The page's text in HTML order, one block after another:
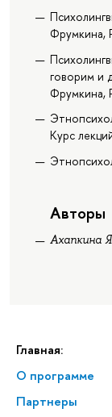
Главная:
О программе
Партнеры
Фрумкина,
говорим и
Фрумкина,
Курс
Авторы
Ахапкина